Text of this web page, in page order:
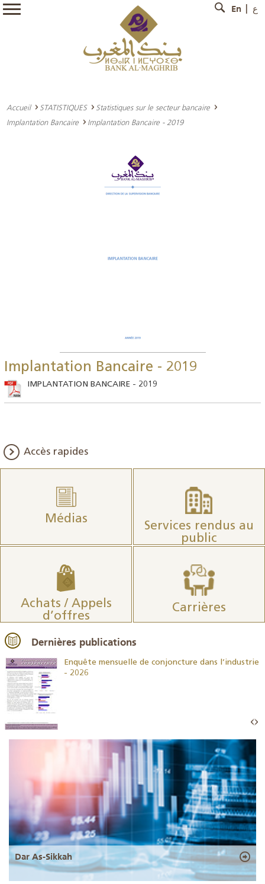
En ع
Accueil STATISTIQUES
Statistiques sur le secteur bancaire
Implantation Bancaire
Implantation Bancaire - 2019
Implantation Bancaire - 2019
IMPLANTATION BANCAIRE - 2019
Accès rapides
Médias
Services rendus au
public
Achats / Appels
d’offres
Carrières
Dernières publications
Enquête mensuelle de conjoncture dans l’industrie
- 2026
Dar As-Sikkah